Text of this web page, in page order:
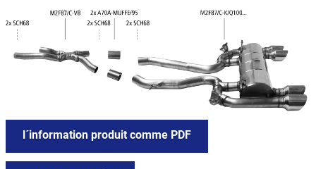
l´information produit comme PDF